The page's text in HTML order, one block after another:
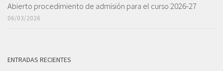
Abierto procedimiento de admisión para el curso 2026-27
06/03/2026
ENTRADAS RECIENTES